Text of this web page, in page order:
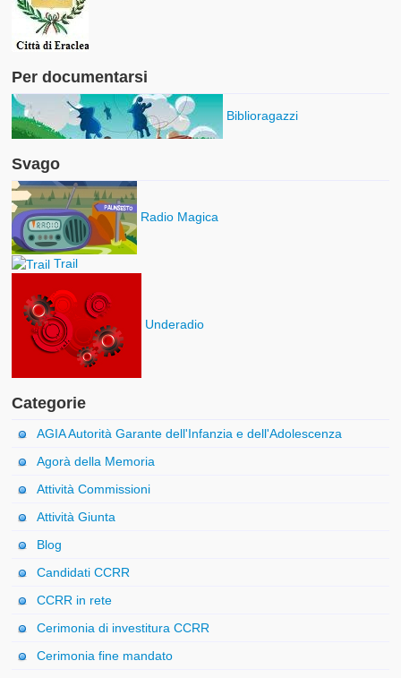
Per documentarsi
Biblioragazzi
Svago
Radio Magica
Trail
Underadio
Categorie
AGIA Autorità Garante dell'Infanzia e dell'Adolescenza
Agorà della Memoria
Attività Commissioni
Attività Giunta
Blog
Candidati CCRR
CCRR in rete
Cerimonia di investitura CCRR
Cerimonia fine mandato